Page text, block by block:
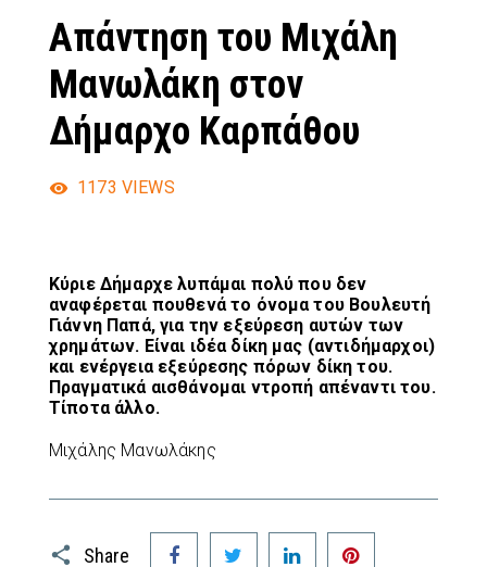
Απάντηση του Μιχάλη
Μανωλάκη στον
Δήμαρχο Καρπάθου
1173 VIEWS
Κύριε Δήμαρχε λυπάμαι πολύ που δεν
αναφέρεται πουθενά το όνομα του Βουλευτή
Γιάννη Παπά, για την εξεύρεση αυτών των
χρημάτων. Είναι ιδέα δίκη μας (αντιδήμαρχοι)
και ενέργεια εξεύρεσης πόρων δίκη του.
Πραγματικά αισθάνομαι ντροπή απέναντι του.
Τίποτα άλλο.
Μιχάλης Μανωλάκης
Share
Facebook Twitter LinkedIn